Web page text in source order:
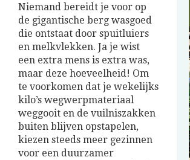
Niemand bereidt je voor op
de gigantische berg wasgoed
die ontstaat door spuitluiers
en melkvlekken. Ja je wist
een extra mens is extra was,
maar deze hoeveelheid! Om
te voorkomen dat je wekelijks
kilo’s wegwerpmateriaal
weggooit en de vuilniszakken
buiten blijven opstapelen,
kiezen steeds meer gezinnen
voor een duurzamer